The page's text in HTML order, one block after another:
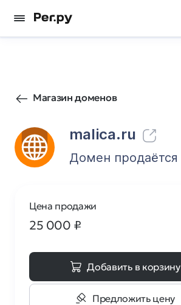
Магазин доменов
malica.ru
Домен продаётся
Цена продажи
25 000 ₽
Добавить в корзину
Предложить цену